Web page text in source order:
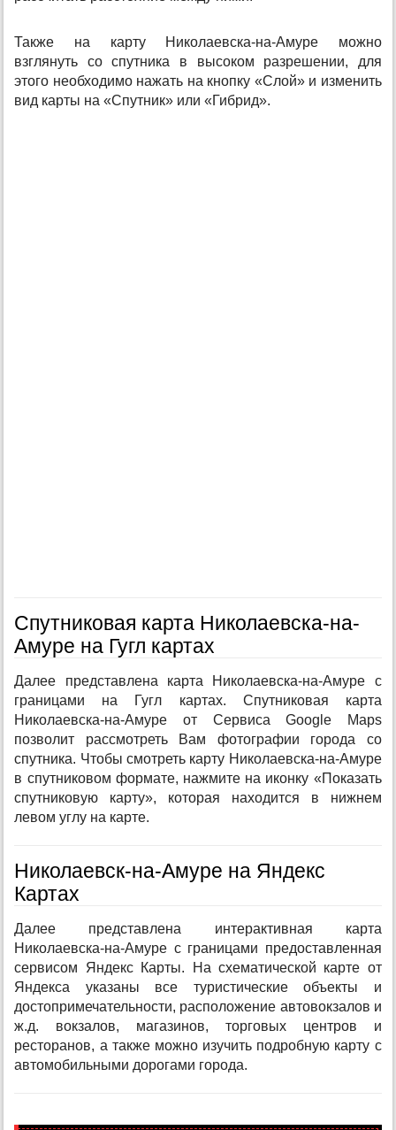
Также на карту Николаевска-на-Амуре можно
взглянуть со спутника в высоком разрешении, для
этого необходимо нажать на кнопку «Слой» и изменить
вид карты на «Спутник» или «Гибрид».
Спутниковая карта Николаевска-на-
Амуре на Гугл картах
Далее представлена карта Николаевска-на-Амуре с
границами на Гугл картах. Спутниковая карта
Николаевска-на-Амуре от Сервиса Google Maps
позволит рассмотреть Вам фотографии города со
спутника. Чтобы смотреть карту Николаевска-на-Амуре
в спутниковом формате, нажмите на иконку «Показать
спутниковую карту», которая находится в нижнем
левом углу на карте.
Николаевск-на-Амуре на Яндекс
Картах
Далее представлена интерактивная карта
Николаевска-на-Амуре с границами предоставленная
сервисом Яндекс Карты. На схематической карте от
Яндекса указаны все туристические объекты и
достопримечательности, расположение автовокзалов и
ж.д. вокзалов, магазинов, торговых центров и
ресторанов, а также можно изучить подробную карту с
автомобильными дорогами города.